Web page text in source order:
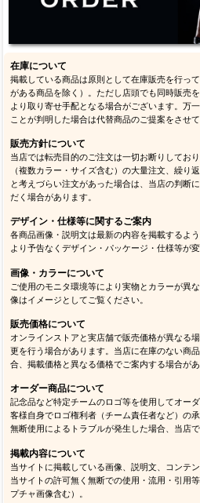
在庫について
掲載している商品は原則として在庫販売を行っ
がある商品を除く）。ただし店頭でも同時販売
より取り寄せ手配となる場合がございます。万
ことが判明した場合は代替商品のご提案をさせ
販売方針について
当店では転売目的のご注文は一切お断りしてお
（複数カラー・サイズ含む）の大量注文、繰り
と考えづらい注文があった場合は、当店の判断
だく場合があります。
デザイン・仕様等に関するご案内
各商品画像・説明文は最新の内容を掲載するよ
より予告なくデザイン・パッケージ・仕様等が
画像・カラーについて
ご使用のモニタ環境等により実物とカラーが異
像はイメージとしてご覧ください。
販売価格について
オンラインストアと実店舗で販売価格が異なる
更を行う場合があります。当店に在庫のない商
合、掲載価格と異なる価格でご案内する場合があ
オーダー商品について
記念品など特定チームのロゴ等を使用してオー
客様自身でロゴ権利者（チーム責任者など）の
無断使用によるトラブルが発生した場合、当店
掲載内容について
当サイトに掲載している画像、説明文、コンテ
当サイトの許可無く無断での使用・流用・引用
プチャ画像含む）。